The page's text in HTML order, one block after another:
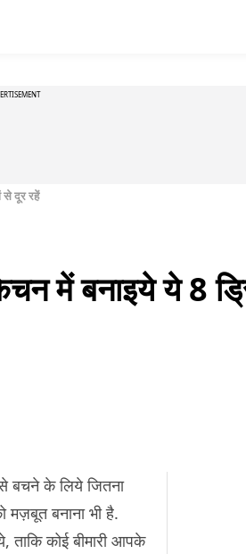
से दूर रहें
में बनाइये ये 8
बचने के लिये जितना
बनाना भी है.
कोई बीमारी आपके